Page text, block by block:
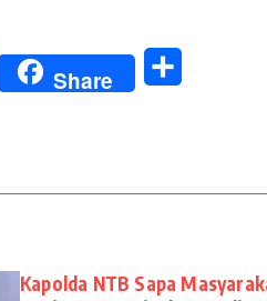
Twitter Share
Kapolda NTB Sapa